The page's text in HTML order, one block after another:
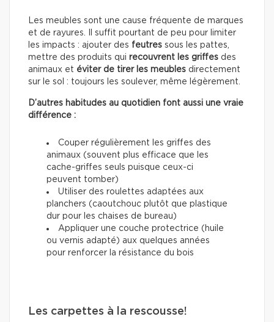
Les meubles sont une cause fréquente de marques
et de rayures. Il suffit pourtant de peu pour limiter
les impacts : ajouter des feutres sous les pattes,
mettre des produits qui recouvrent les griffes des
animaux et éviter de tirer les meubles directement
sur le sol : toujours les soulever, même légèrement.
D’autres habitudes au quotidien font aussi une vraie
différence :
Couper régulièrement les griffes des
animaux (souvent plus efficace que les
cache-griffes seuls puisque ceux-ci
peuvent tomber)
Utiliser des roulettes adaptées aux
planchers (caoutchouc plutôt que plastique
dur pour les chaises de bureau)
Appliquer une couche protectrice (huile
ou vernis adapté) aux quelques années
pour renforcer la résistance du bois
Les carpettes à la rescousse!